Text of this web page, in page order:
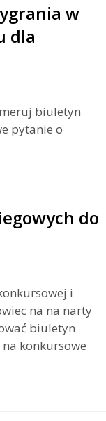
w
dla
biuletyn
pytanie o
do
i
na na narty
biuletyn
konkursowe